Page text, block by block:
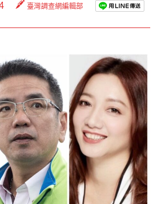
臺灣調查網編輯部